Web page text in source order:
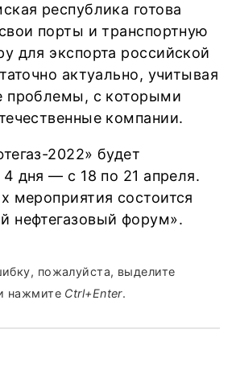
республика готова
порты и транспортную
для экспорта российской
актуально, учитывая
проблемы, с которыми
компании.
2022» будет
дня — с 18 по 21 апреля.
мероприятия состоится
нефтегазовый форум».
пожалуйста, выделите
нажмите Ctrl+Enter.